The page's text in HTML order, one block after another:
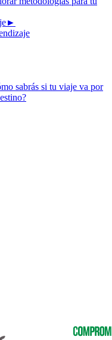
►
sabrás si tu viaje va por